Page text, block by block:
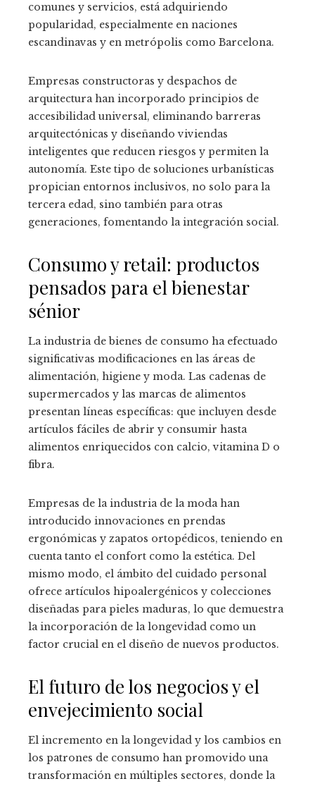
comunes y servicios, está adquiriendo
popularidad, especialmente en naciones
escandinavas y en metrópolis como Barcelona.
Empresas constructoras y despachos de
arquitectura han incorporado principios de
accesibilidad universal, eliminando barreras
arquitectónicas y diseñando viviendas
inteligentes que reducen riesgos y permiten la
autonomía. Este tipo de soluciones urbanísticas
propician entornos inclusivos, no solo para la
tercera edad, sino también para otras
generaciones, fomentando la integración social.
Consumo y retail: productos
pensados para el bienestar
sénior
La industria de bienes de consumo ha efectuado
significativas modificaciones en las áreas de
alimentación, higiene y moda. Las cadenas de
supermercados y las marcas de alimentos
presentan líneas específicas: que incluyen desde
artículos fáciles de abrir y consumir hasta
alimentos enriquecidos con calcio, vitamina D o
fibra.
Empresas de la industria de la moda han
introducido innovaciones en prendas
ergonómicas y zapatos ortopédicos, teniendo en
cuenta tanto el confort como la estética. Del
mismo modo, el ámbito del cuidado personal
ofrece artículos hipoalergénicos y colecciones
diseñadas para pieles maduras, lo que demuestra
la incorporación de la longevidad como un
factor crucial en el diseño de nuevos productos.
El futuro de los negocios y el
envejecimiento social
El incremento en la longevidad y los cambios en
los patrones de consumo han promovido una
transformación en múltiples sectores, donde la